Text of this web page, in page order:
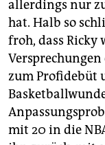
allerdings nur
hat. Halb so
froh, dass Ricky
zum Profidebüt
mit 20 in die